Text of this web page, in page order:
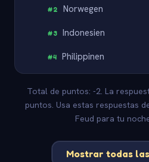
#2 Norwegen
#3 Indonesien
#4 Philippinen
Total de puntos: -2. La
puntos. Usa estas respuestas
Feud para tu
Mostrar todas